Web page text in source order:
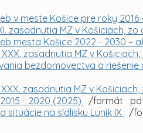
v meste Košice pre roky 2016
zasadnutia MZ v Košiciach, zo
mesta Košice 2022 - 2030 –
zasadnutia MZ v Košiciach,
bezdomovectva a riešenie
zasadnutia MZ v Košiciach,
- 2020 (2025)
/formát
situácie na sídlisku Luník IX
/